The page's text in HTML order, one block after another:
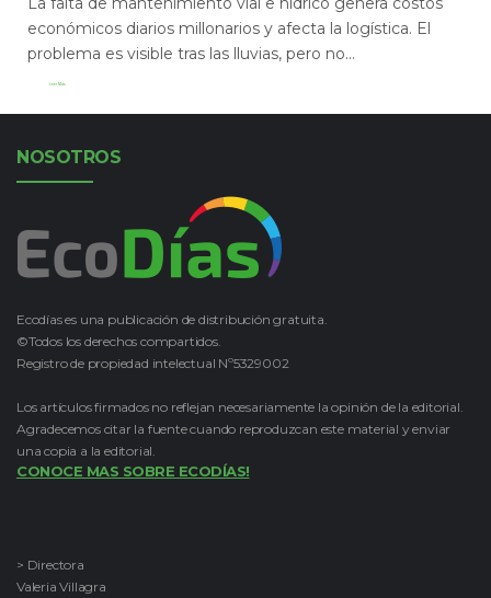
económicos diarios millonarios y afecta la logística. El
problema es visible tras las lluvias, pero no...
Leer Más
NOSOTROS
Ecodías es una publicación de distribución gratuita.
©Todos los derechos compartidos.
Registro de propiedad intelectual Nº5329002
Los artículos firmados no reflejan necesariamente la opinión de la editorial.
Agradecemos citar la fuente cuando reproduzcan este material y enviar
una copia a la editorial.
CONOCE MAS SOBRE ECODÍAS!
> Directora
Valeria Villagra